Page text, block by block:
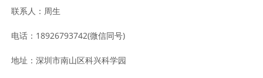
联系人：周生
电话：18926793742(微信同号)
地址：深圳市南山区科兴科学园